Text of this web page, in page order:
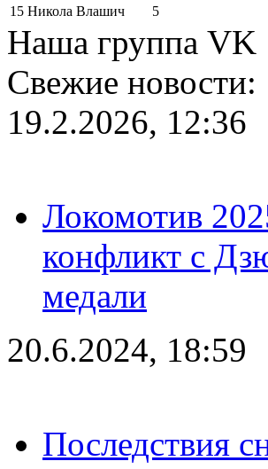
15 Никола Влашич 5
Наша группа VK
Свежие новости:
19.2.2026, 12:36
Локомотив
конфликт с
медали
20.6.2024, 18:59
Последствия